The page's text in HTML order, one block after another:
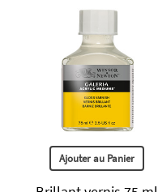
Ajouter au Panier